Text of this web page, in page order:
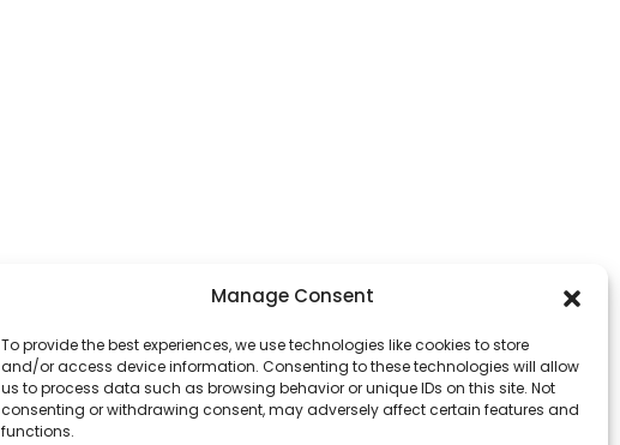
Manage Consent
To provide the best experiences, we use technologies like cookies to store
and/or access device information. Consenting to these technologies will allow
us to process data such as browsing behavior or unique IDs on this site. Not
consenting or withdrawing consent, may adversely affect certain features and
functions.